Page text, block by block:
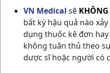
VN Medical sẽ KHÔNG
bất kỳ hậu quả nào
dụng thuốc kê đơn
không tuân thủ theo
dược sĩ hoặc người có
PROCTOGEL PD
NSX:Medipharco
Nhóm hàng:Hóa -